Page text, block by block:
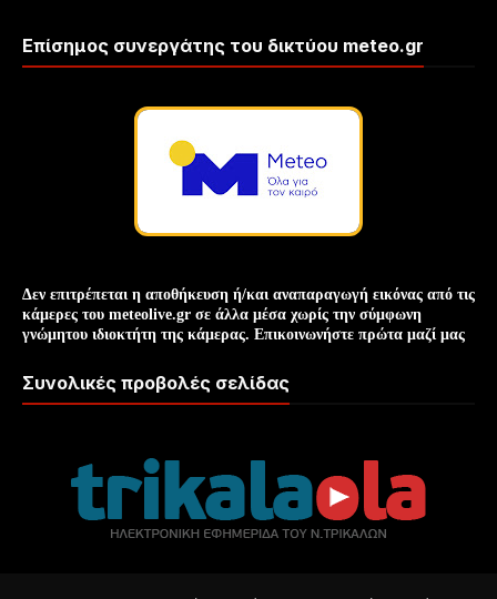
Επίσημος συνεργάτης του δικτύου meteo.gr
Δεν επιτρέπεται η αποθήκευση ή/και αναπαραγωγή εικόνας από τις
κάμερες του meteolive.gr σε άλλα μέσα χωρίς την σύμφωνη
γνώμητου ιδιοκτήτη της κάμερας. Επικοινωνήστε πρώτα μαζί μας
Συνολικές προβολές σελίδας